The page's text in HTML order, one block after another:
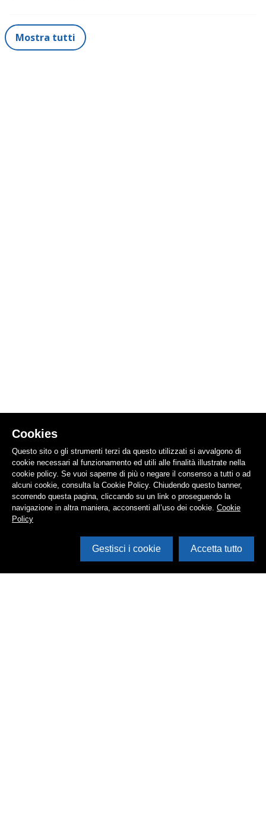
Mostra tutti
Cookies
Questo sito o gli strumenti terzi da questo utilizzati si avvalgono di
cookie necessari al funzionamento ed utili alle finalità illustrate nella
cookie policy. Se vuoi saperne di più o negare il consenso a tutti o ad
alcuni cookie, consulta la Cookie Policy. Chiudendo questo banner,
scorrendo questa pagina, cliccando su un link o proseguendo la
navigazione in altra maniera, acconsenti all’uso dei cookie. Cookie
Policy
Gestisci i cookie Accetta tutto